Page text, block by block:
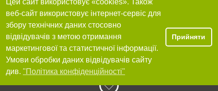
Цей сайт використовує «cookies». Також
веб-сайт використовує інтернет-сервіс для
збору технічних даних стосовно
відвідувачів з метою отримання
маркетингової та статистичної інформації.
Умови обробки даних відвідувачів сайту
див. "Політика конфіденційності"
Прийняти